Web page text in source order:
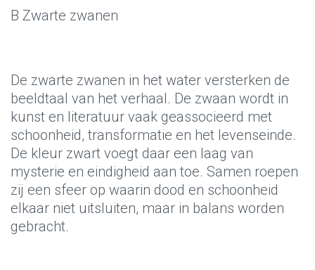
B Zwarte zwanen
De zwarte zwanen in het water versterken de
beeldtaal van het verhaal. De zwaan wordt in
kunst en literatuur vaak geassocieerd met
schoonheid, transformatie en het levenseinde.
De kleur zwart voegt daar een laag van
mysterie en eindigheid aan toe. Samen roepen
zij een sfeer op waarin dood en schoonheid
elkaar niet uitsluiten, maar in balans worden
gebracht.